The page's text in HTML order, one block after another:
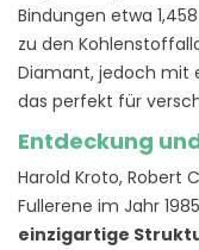
Bindungen etwa
zu den
Diamant, jedoch mit
das perfekt für
Entdeckung
Harold Kroto, Robert
Fullerene im Jahr
einzigartige